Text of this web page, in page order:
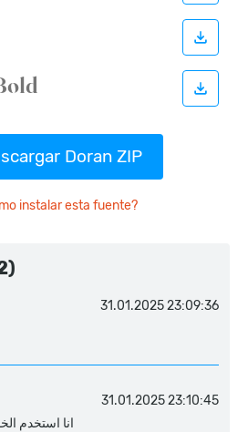
Doran ZIP
instalar esta fuente?
31.01.2025 23:09:36
31.01.2025 23:10:45
انا استخدم